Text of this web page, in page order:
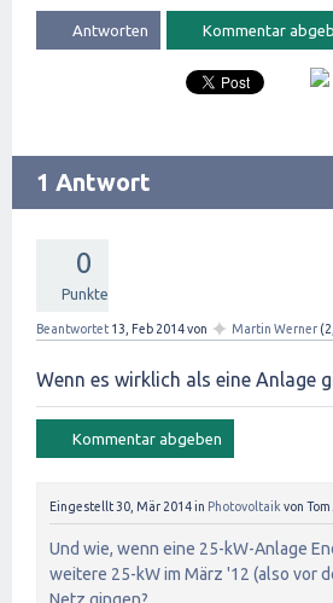
1 Antwort
0
Punkte
Beantwortet 13, Feb 2014von ✦ Martin Werner (
Wenn es wirklich als eine Anlage
Eingestellt 30, Mär 2014in Photovoltaik von
Und wie, wenn eine 25-kW-Anlage
weitere 25-kW im März '12 (also vor